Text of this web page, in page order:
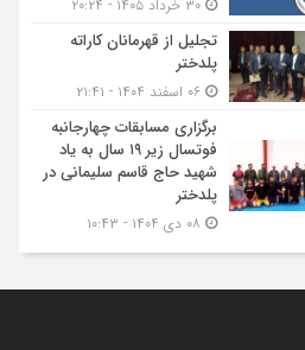
تجلیل از قهرمانان کاراته
پلدختر
برگزاری مسابقات چهارجانبه
فوتسال زیر ۱۹ سال به یاد
شهید حاج قاسم سلیمانی در
پلدختر